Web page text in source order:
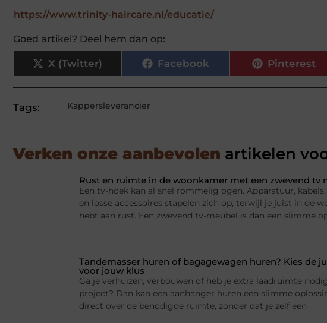
https://www.trinity-haircare.nl/educatie/
Goed artikel? Deel hem dan op:
X (Twitter) Facebook Pinterest
Tags: Kappersleverancier
Verken onze aanbevolen artikelen
Rust en ruimte in de woonkamer met een zwevend tv
Een tv-hoek kan al snel rommelig ogen. Apparatuur,
en losse accessoires stapelen zich op, terwijl je juist in de
hebt aan rust. Een zwevend tv-meubel is dan een slimme
Tandemasser huren of bagagewagen huren? Kies de
voor jouw klus
Ga je verhuizen, verbouwen of heb je extra laadruimte
project? Dan kan een aanhanger huren een slimme
direct over de benodigde ruimte, zonder dat je zelf een